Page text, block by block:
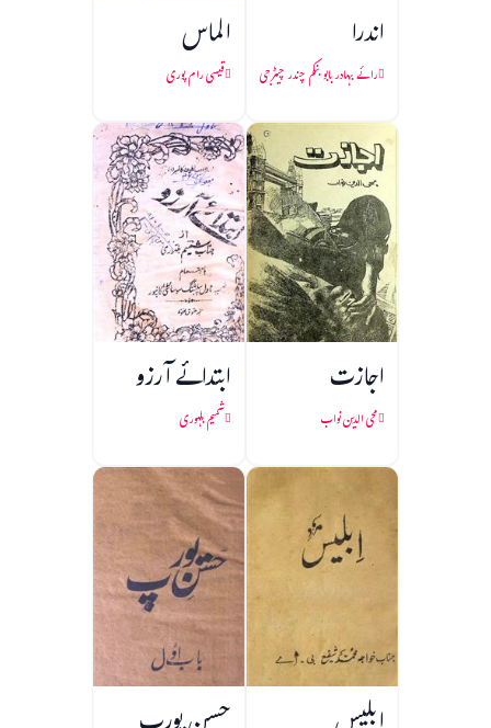
اندرا
رائے بہادر بابو بنکم چندر چیٹرجی
الماس
قیسی رام پوری
اجازت
محی الدین نواب
ابتدائے آرزو
شمیم بلہوری